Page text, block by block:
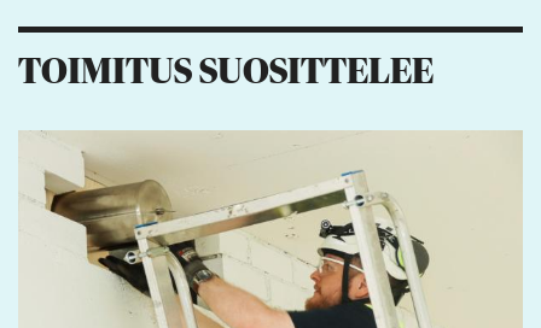
TOIMITUS SUOSITTELEE